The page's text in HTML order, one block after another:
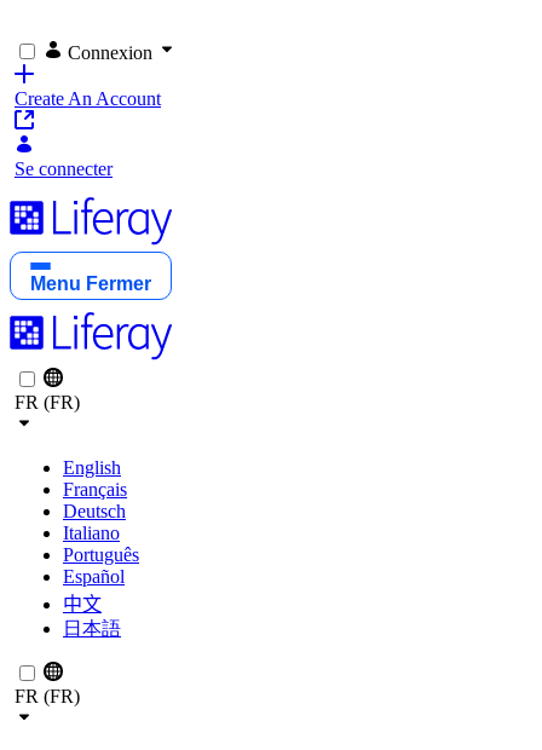
Connexion
Create An Account
Se connecter
Menu Fermer
FR (FR)
English
Français
Deutsch
Italiano
Português
Español
中文
日本語
FR (FR)